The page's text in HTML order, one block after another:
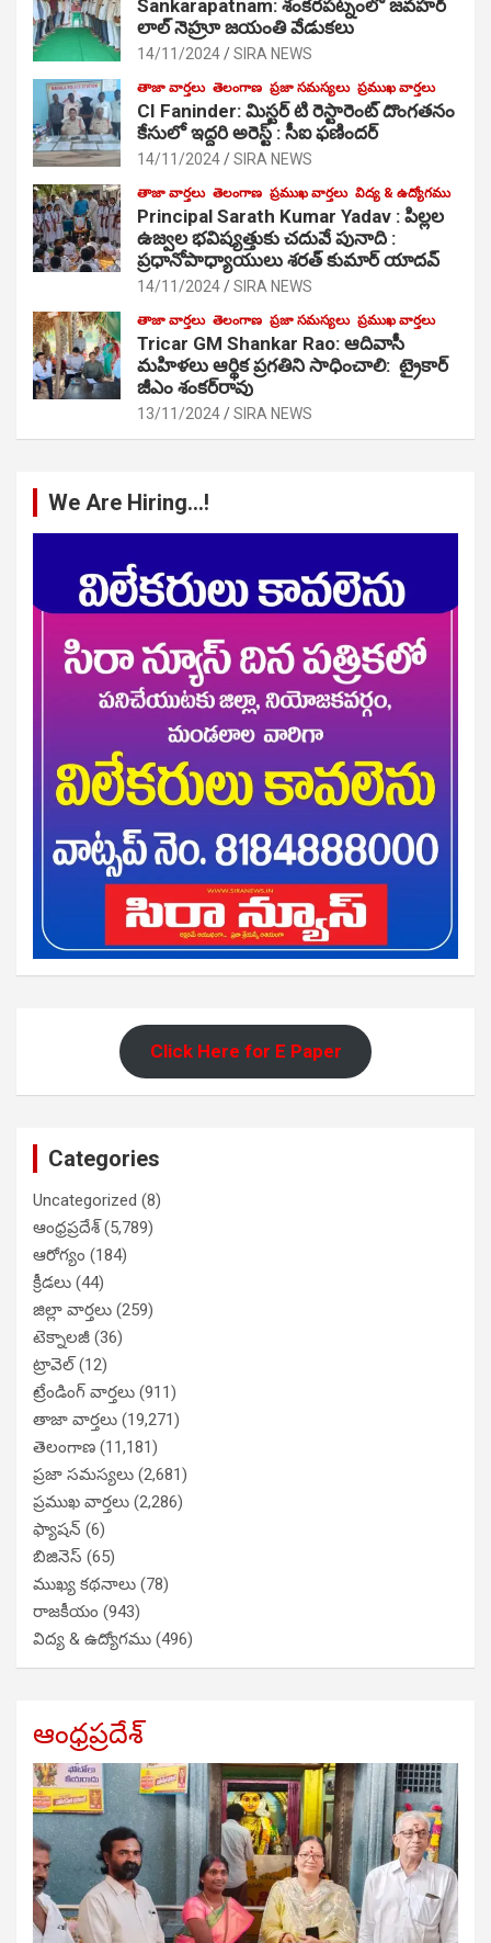
Sankarapatnam: శంకరపట్నంలో జవహర్
లాల్ నెహ్రూ జయంతి వేడుకలు
14/11/2024 SIRA NEWS
తాజా వార్తలు తెలంగాణ ప్రజా సమస్యలు ప్రముఖ వార్తలు
CI Faninder: మిస్టర్ టి రెస్టారెంట్ దొంగతనం
కేసులో ఇద్దరి అరెస్ట్ : సీఐ ఫణిందర్
14/11/2024 SIRA NEWS
తాజా వార్తలు తెలంగాణ ప్రముఖ వార్తలు విద్య & ఉద్యోగము
Principal Sarath Kumar Yadav : పిల్లల
ఉజ్వల భవిష్యత్తుకు చదువే పునాది :
ప్రధానోపాధ్యాయులు శరత్ కుమార్ యాదవ్
14/11/2024 SIRA NEWS
తాజా వార్తలు తెలంగాణ ప్రజా సమస్యలు ప్రముఖ వార్తలు
Tricar GM Shankar Rao: ఆదివాసీ
మహిళలు ఆర్థిక ప్రగతిని సాధించాలి: ట్రైకార్
జీఎం శంకర్‌రావు
13/11/2024 SIRA NEWS
We Are Hiring…!
Click Here for E Paper
Categories
Uncategorized (8)
ఆంధ్రప్రదేశ్(5,789)
ఆరోగ్యం (184)
క్రీడలు (44)
జిల్లా వార్తలు (259)
టెక్నాలజీ (36)
ట్రావెల్(12)
ట్రేండింగ్ వార్తలు (911)
తాజా వార్తలు (19,271)
తెలంగాణ (11,181)
ప్రజా సమస్యలు (2,681)
ప్రముఖ వార్తలు (2,286)
ఫ్యాషన్ (6)
బిజినెస్ (65)
ముఖ్య కథనాలు (78)
రాజకీయం (943)
విద్య & ఉద్యోగము (496)
ఆంధ్రప్రదేశ్